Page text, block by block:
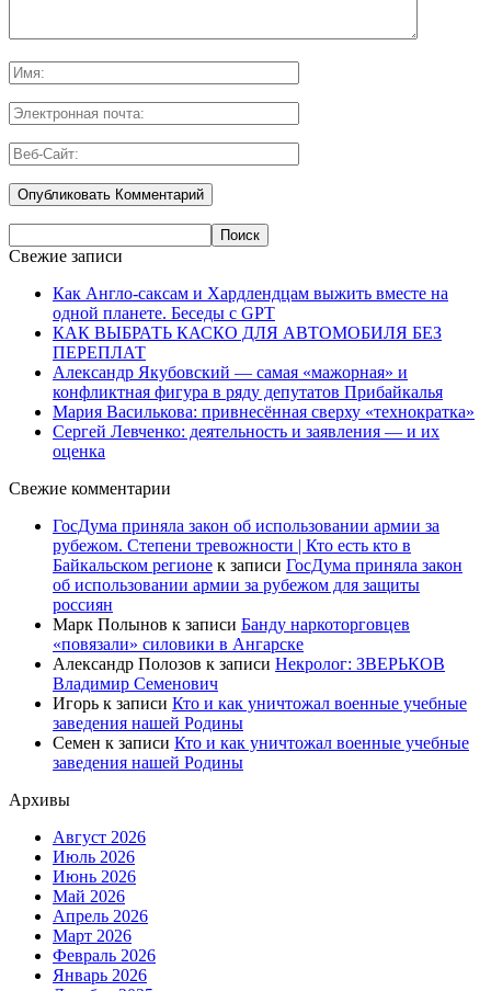
Свежие записи
Как Англо-саксам и Хардлендцам выжить вместе на
одной планете. Беседы с GPT
КАК ВЫБРАТЬ КАСКО ДЛЯ АВТОМОБИЛЯ БЕЗ
ПЕРЕПЛАТ
Александр Якубовский — самая «мажорная» и
конфликтная фигура в ряду депутатов Прибайкалья
Мария Василькова: привнесённая сверху «технократка»
Сергей Левченко: деятельность и заявления — и их
оценка
Свежие комментарии
ГосДума приняла закон об использовании армии за
рубежом. Степени тревожности | Кто есть кто в
Байкальском регионе к записи ГосДума приняла закон
об использовании армии за рубежом для защиты
россиян
Марк Полынов к записи Банду наркоторговцев
«повязали» силовики в Ангарске
Александр Полозов к записи Некролог: ЗВЕРЬКОВ
Владимир Семенович
Игорь к записи Кто и как уничтожал военные учебные
заведения нашей Родины
Семен к записи Кто и как уничтожал военные учебные
заведения нашей Родины
Архивы
Август 2026
Июль 2026
Июнь 2026
Май 2026
Апрель 2026
Март 2026
Февраль 2026
Январь 2026